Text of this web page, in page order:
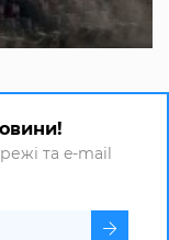
та e-mail